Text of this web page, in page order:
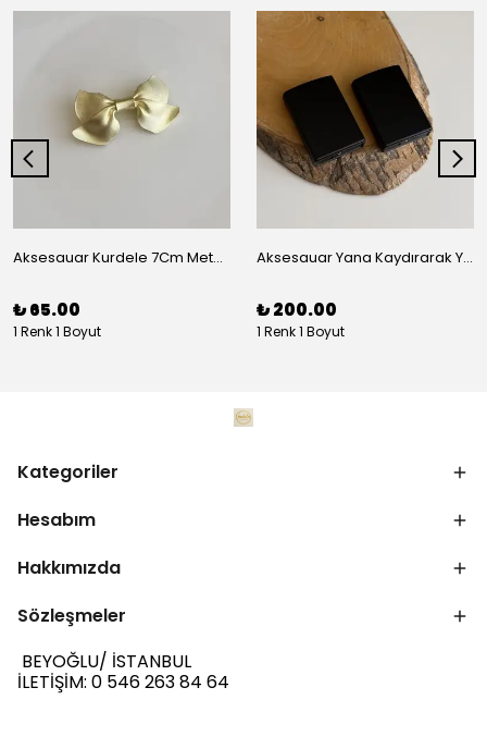
Aksesauar Kurdele 7Cm Metal Pens Toka
₺ 65.00
1 Renk 1 Boyut
Aksesauar Yana Kaydırarak Yanmalı Kum Siyah Çakmak
₺ 200.00
1 Renk 1 Boyut
Kategoriler
Hesabım
Hakkımızda
Sözleşmeler
BEYOĞLU/ İSTANBUL
İLETİŞİM: 0 546 263 84 64